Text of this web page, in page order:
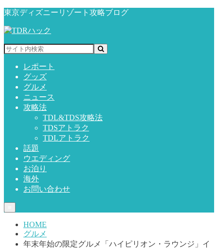
東京ディズニーリゾート攻略ブログ
レポート
グッズ
グルメ
ニュース
攻略法
TDL&TDS攻略法
TDSアトラク
TDLアトラク
話題
ウエディング
お泊り
海外
お問い合わせ
HOME
グルメ
年末年始の限定グルメ「ハイピリオン・ラウンジ」イ